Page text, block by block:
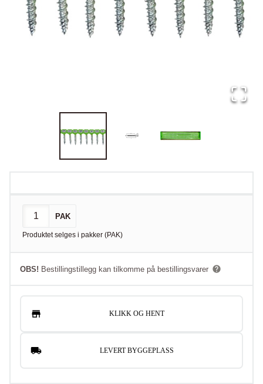
PAK
Produktet selges i pakker (PAK)
OBS! Bestillingstillegg kan tilkomme på bestillingsvarer
KLIKK OG HENT
LEVERT BYGGEPLASS